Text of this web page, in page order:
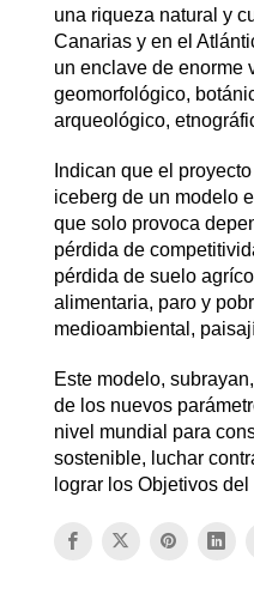
una riqueza natural y
Canarias y en el
un enclave de enorme
geomorfológico,
arqueológico,
Indican que el
iceberg de un modelo
que solo provoca
pérdida de
pérdida de suelo
alimentaria, paro y
medioambiental,
Este modelo,
de los nuevos
nivel mundial para
sostenible, luchar
lograr los Objetivos